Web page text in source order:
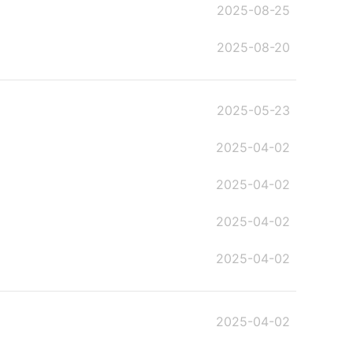
2025-08-25
2025-08-20
2025-05-23
2025-04-02
2025-04-02
2025-04-02
2025-04-02
2025-04-02